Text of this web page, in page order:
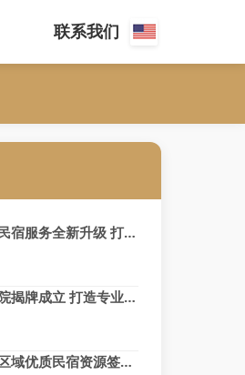
联系我们
腾龙公司一站式民宿服务全新升级 打造旅居新体验
腾龙公司酒店学院揭牌成立 打造专业人才培养基地
腾龙公司完成多区域优质民宿资源签约 布局再扩围